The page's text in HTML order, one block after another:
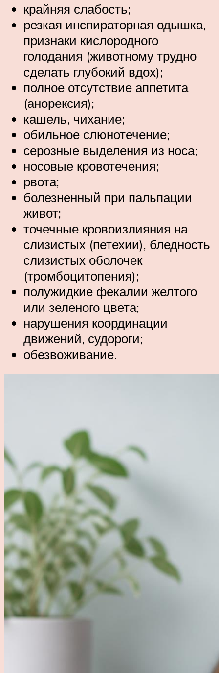
крайняя слабость;
резкая инспираторная одышка,
признаки кислородного
голодания (животному трудно
сделать глубокий вдох);
полное отсутствие аппетита
(анорексия);
кашель, чихание;
обильное слюнотечение;
серозные выделения из носа;
носовые кровотечения;
рвота;
болезненный при пальпации
живот;
точечные кровоизлияния на
слизистых (петехии), бледность
слизистых оболочек
(тромбоцитопения);
полужидкие фекалии желтого
или зеленого цвета;
нарушения координации
движений, судороги;
обезвоживание.